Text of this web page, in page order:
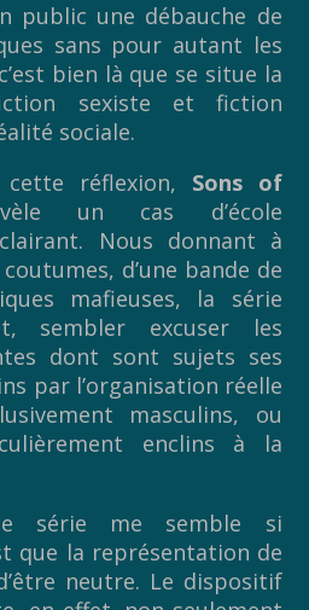
public une débauche de
sans pour autant les
bien là que se situe la
sexiste et fiction
sociale.
réflexion, Sons of
un cas d’école
Nous donnant à
d’une bande de
mafieuses, la série
sembler excuser les
dont sont sujets ses
par l’organisation réelle
masculins, ou
enclins à la
série me semble si
que la représentation de
neutre. Le dispositif